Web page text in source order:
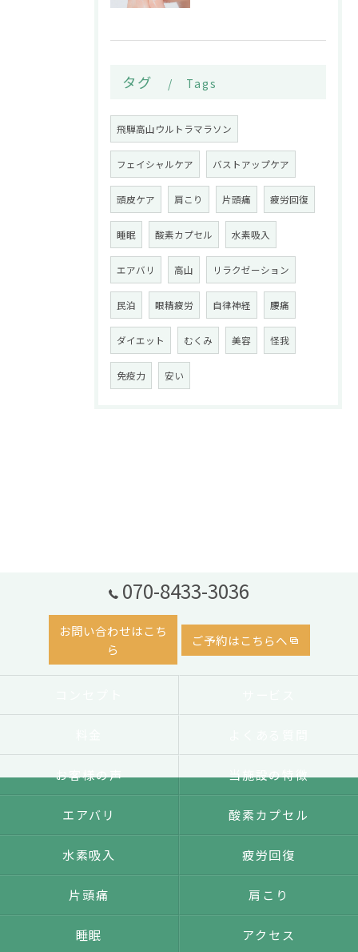
タグ Tags
飛騨高山ウルトラマラソン
フェイシャルケア バストアップケア
頭皮ケア 肩こり 片頭痛 疲労回復
睡眠 酸素カプセル 水素吸入
エアバリ 高山 リラクゼーション
民泊 眼精疲労 自律神経 腰痛
ダイエット むくみ 美容 怪我
免疫力 安い
070-8433-3036
お問い合わせはこち
ら
ご予約はこちらへ
お客様の声 当施設の特徴
エアバリ 酸素カプセル
水素吸入 疲労回復
片頭痛 肩こり
睡眠 アクセス